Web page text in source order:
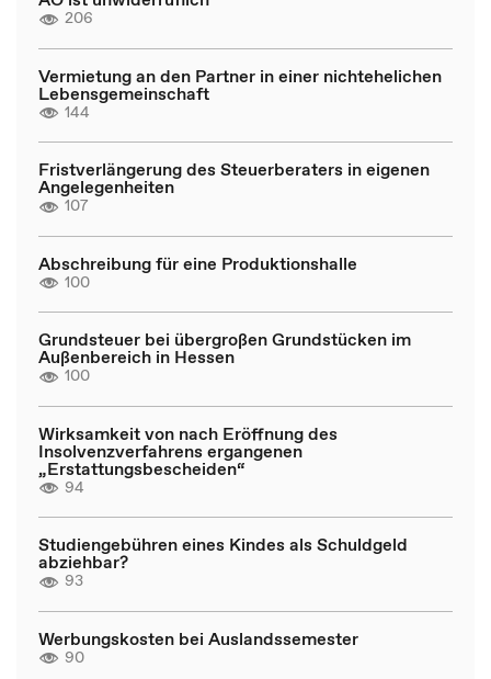
206
Vermietung an den Partner in einer nichtehelichen
Lebensgemeinschaft
144
Fristverlängerung des Steuerberaters in eigenen
Angelegenheiten
107
Abschreibung für eine Produktionshalle
100
Grundsteuer bei übergroßen Grundstücken im
Außenbereich in Hessen
100
Wirksamkeit von nach Eröffnung des
Insolvenzverfahrens ergangenen
„Erstattungsbescheiden“
94
Studiengebühren eines Kindes als Schuldgeld
abziehbar?
93
Werbungskosten bei Auslandssemester
90